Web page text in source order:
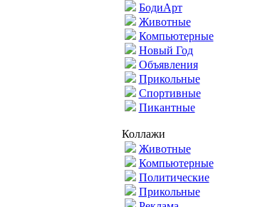
БодиАрт
Животные
Компьютерные
Новый Год
Объявления
Прикольные
Спортивные
Пикантные
Коллажи
Животные
Компьютерные
Политические
Прикольные